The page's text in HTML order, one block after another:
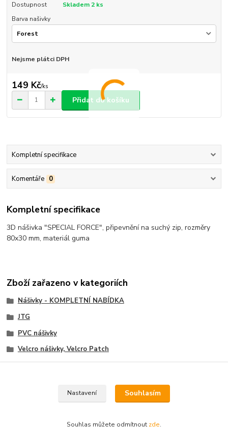
Dostupnost
Skladem 2 ks
Barva našivky
Nejsme plátci DPH
149 Kč/ks
Přidat do košíku
Kompletní specifikace
Komentáře 0
Kompletní specifikace
3D nášivka "SPECIAL FORCE", připevnění na suchý zip, rozměry
80x30 mm, materiál guma
Zboží zařazeno v kategoriích
Nášivky - KOMPLETNÍ NABÍDKA
JTG
PVC nášivky
Velcro nášivky, Velcro Patch
Airborne - Special Force - SWAT - Recon
Nastavení Souhlasím
Souhlas můžete odmítnout zde.